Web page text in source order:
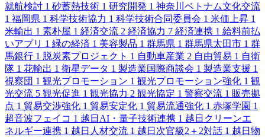
就航検討 1 砂蓄熱技術 1 研究開発 1 神奈川ベトナム文化交流
1 福岡県 1 科学技術協力 1 科学技術合同委員会 1 米価上昇 1
米輸出 1 素朴屋 1 経済交流 2 経済協力 7 経済連携 1 給料前払
いアプリ 1 緑の経済 1 美容製品 1 群馬県 1 群馬県太田市 1 群
馬銀行 1 脱炭素プロジェクト 1 自動車産業 2 自由貿易 1 自衛
隊 1 花輸出 1 衛星データ 1 製造業国際商談会 1 製造業支援 1
視察団 1 観光プロモーション 1 観光プロモーション強化 1 観
光交流 5 観光促進 1 観光協力 2 観光協定 1 警察交流 1 販売拠
点 1 貿易交渉強化 1 貿易安定化 1 貿易流通強化 1 赤塚学園 1
超音波フェイコ 1 越日AI・量子技術連携 1 越日クリーンエ
ネルギー連携 1 越日人材交流 1 越日次官級2＋2対話 1 越日物